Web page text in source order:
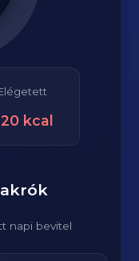
kcal
napi bevitel